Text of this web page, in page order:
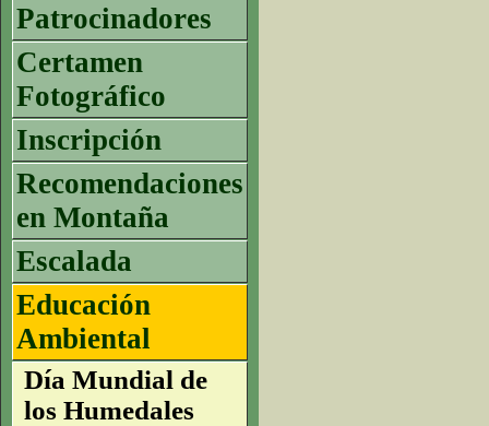
Patrocinadores
Certamen
Fotográfico
Inscripción
Recomendaciones
en Montaña
Escalada
Educación
Ambiental
Día Mundial de
los Humedales